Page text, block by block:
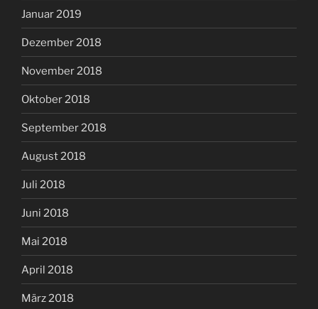
Januar 2019
Dezember 2018
November 2018
Oktober 2018
September 2018
August 2018
Juli 2018
Juni 2018
Mai 2018
April 2018
März 2018